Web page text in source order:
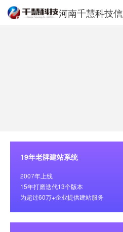
河南千慧科技
19年老牌建站系统
2007年上线
15年打磨迭代13个版本
为超过60万+企业提供建站服务